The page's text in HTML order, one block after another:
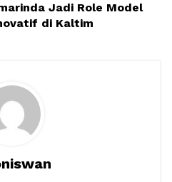
Jadi Role Model
di Kaltim